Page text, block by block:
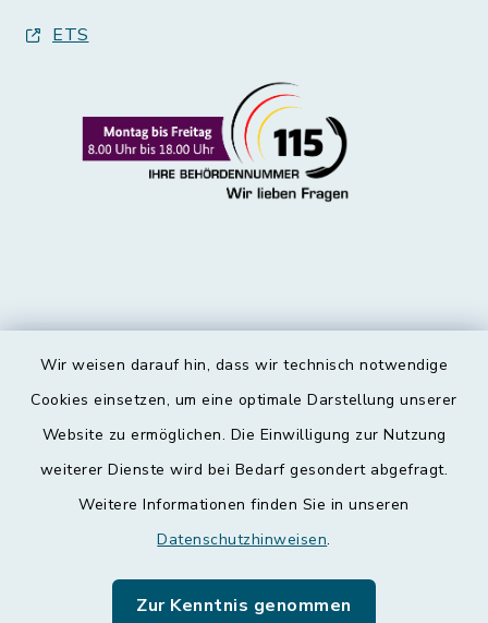
Wir weisen darauf hin, dass wir technisch notwendige
Cookies einsetzen, um eine optimale Darstellung unserer
Website zu ermöglichen. Die Einwilligung zur Nutzung
weiterer Dienste wird bei Bedarf gesondert abgefragt.
Weitere Informationen finden Sie in unseren
Datenschutzhinweisen.
Zur Kenntnis genommen
ETS
Kontakt
Datenschutz